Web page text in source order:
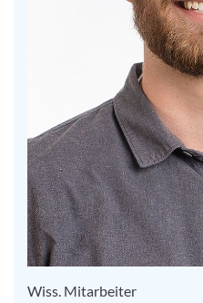
Wiss. Mitarbeiter